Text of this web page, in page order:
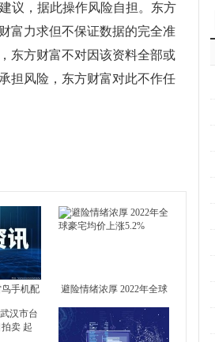
议，据此操作风险自担。东方
富力求但不保证数据的完全准
东方财富不对因该资料全部或
担风险，东方财富对此不作任
手机配
不好？
避险情绪浓厚 2022年全球
豪宅均价上涨5.2%